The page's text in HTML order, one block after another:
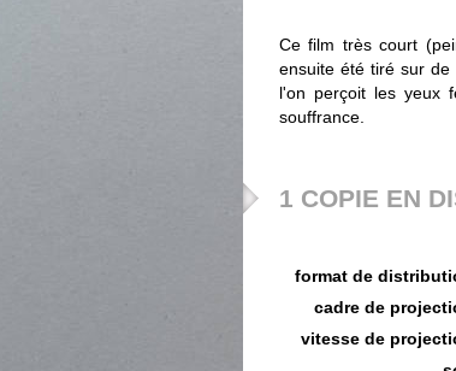
Ce film très court
ensuite été tiré sur
l'on perçoit les yeux
souffrance.
1 COPIE EN
format de
cadre de
vitesse de